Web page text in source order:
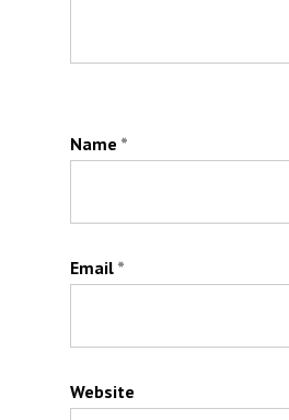
Name *
Email *
Website